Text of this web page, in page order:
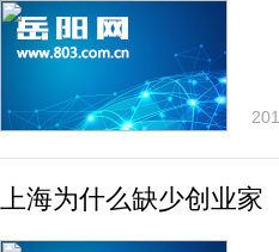
上海为什么缺少创业家